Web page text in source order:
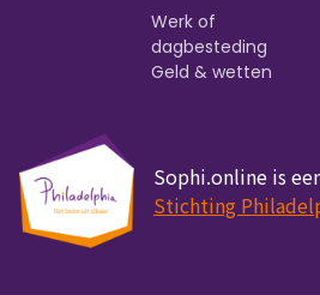
Werk of
dagbesteding
Geld & wetten
Sophi.online is
Stichting